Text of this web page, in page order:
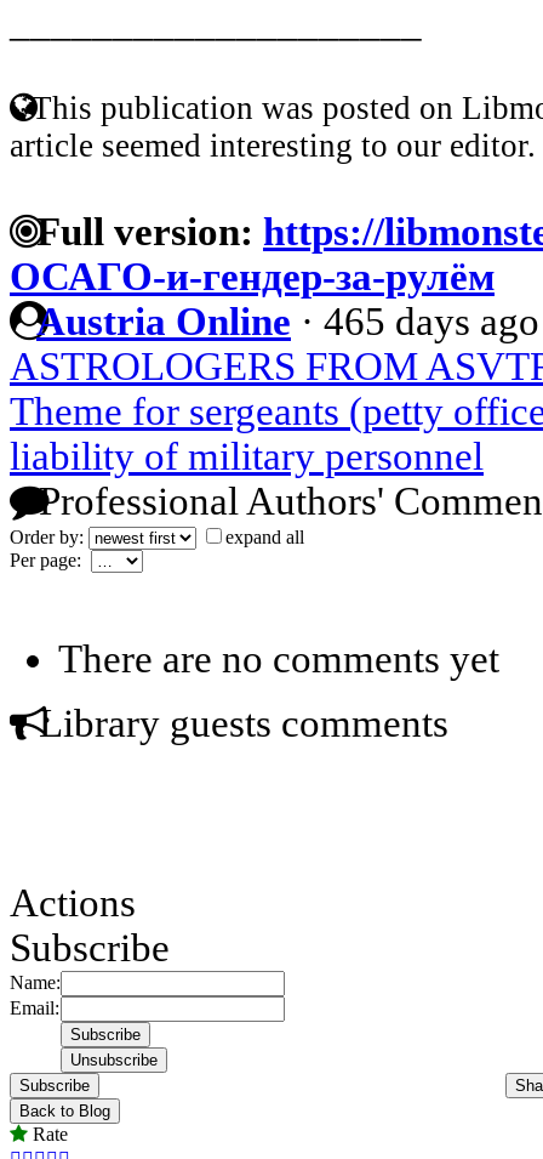
This publication was posted on
article seemed interesting to our editor.
Full version: https://
ОСАГО-и-гендер-за-рулём
Austria Online · 465 days ago
ASTROLOGERS FROM
Theme for sergeants (petty
liability of military personnel
Professional Authors'
Order by:
expand all
Per page:
There are no comments yet
Library guests comments
Actions
Subscribe
Name:
Email:
Subscribe
Back to Blog
Rate